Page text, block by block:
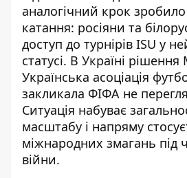
аналогічний крок зробило
катання: росіяни та
доступ до турнірів ISU у
статусі. В Україні
Українська асоціація
закликала ФІФА не
Ситуація набуває
масштабу і напряму
міжнародних змагань під
війни.